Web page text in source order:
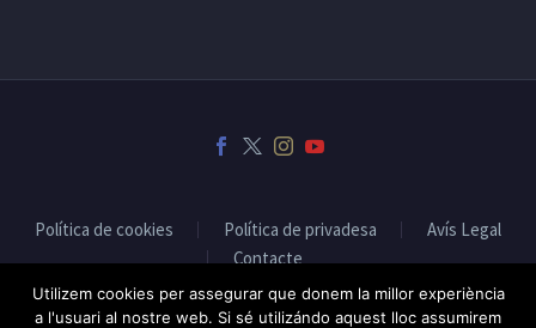
Política de cookies Política de privadesa
Avís Legal
Contacte
Utilizem cookies per assegurar que donem la millor experiència
a l'usuari al nostre web. Si sé utilizándo aquest lloc assumirem